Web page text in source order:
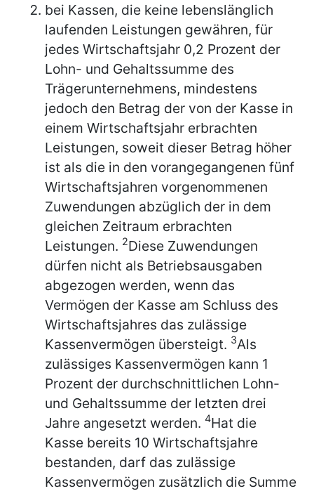
bei Kassen, die keine lebenslänglich
laufenden Leistungen gewähren, für
jedes Wirtschaftsjahr 0,2 Prozent der
Lohn- und Gehaltssumme des
Trägerunternehmens, mindestens
jedoch den Betrag der von der Kasse in
einem Wirtschaftsjahr erbrachten
Leistungen, soweit dieser Betrag höher
ist als die in den vorangegangenen fünf
Wirtschaftsjahren vorgenommenen
Zuwendungen abzüglich der in dem
gleichen Zeitraum erbrachten
Leistungen. 2Diese Zuwendungen
dürfen nicht als Betriebsausgaben
abgezogen werden, wenn das
Vermögen der Kasse am Schluss des
Wirtschaftsjahres das zulässige
Kassenvermögen übersteigt. 3Als
zulässiges Kassenvermögen kann 1
Prozent der durchschnittlichen Lohn-
und Gehaltssumme der letzten drei
Jahre angesetzt werden. 4Hat die
Kasse bereits 10 Wirtschaftsjahre
bestanden, darf das zulässige
Kassenvermögen zusätzlich die Summe